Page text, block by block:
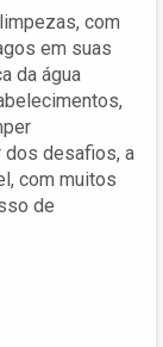
com
em suas
da água
dos desafios, a
com muitos
de